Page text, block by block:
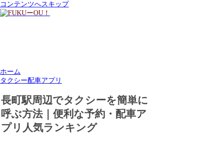
コンテンツへスキップ
ホーム
タクシー配車アプリ
長町駅周辺でタクシーを簡単に
呼ぶ方法｜便利な予約・配車ア
プリ人気ランキング